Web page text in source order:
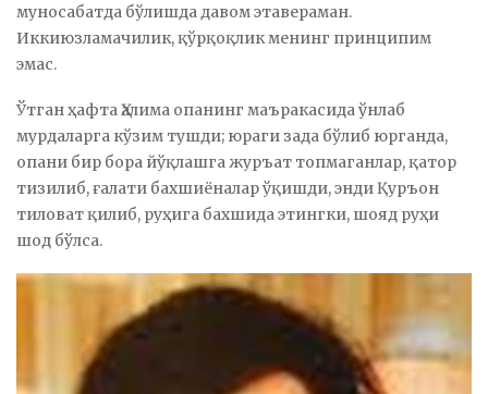
муносабатда бўлишда давом этавераман.
Иккиюзламачилик, қўрқоқлик менинг принципим
эмас.
Ўтган ҳафта Ҳалима опанинг маъракасида ўнлаб
мурдаларга кўзим тушди; юраги зада бўлиб юрганда,
опани бир бора йўқлашга журъат топмаганлар, қатор
тизилиб, ғалати бахшиёналар ўқишди, энди Қуръон
тиловат қилиб, руҳига бахшида этингки, шояд руҳи
шод бўлса.